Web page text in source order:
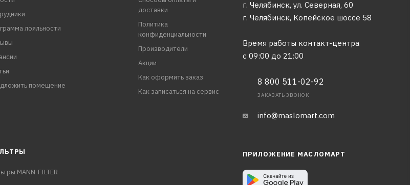
лояльности
помещение
доставки
Политика
конфиденциальности
Производители
Акции
Как оформить заказ
Как записаться на сервис
г. Челябинск, ул. Северная, 60
г. Челябинск, Копейское шоссе 58
Время работы контакт-центра
с 09:00 до 21:00
8 800 511-02-92
ЗАКАЗАТЬ ЗВОНОК
info@maslomart.com
MANN-FILTER
ПРИЛОЖЕНИЕ МАСЛОМАРТ